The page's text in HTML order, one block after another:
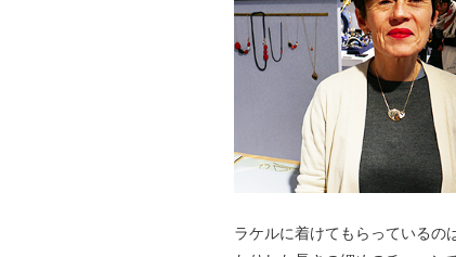
ラケルに着けてもらっているの